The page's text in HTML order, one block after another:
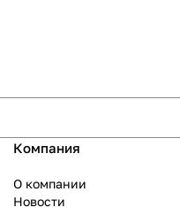
Компания
О компании
Новости